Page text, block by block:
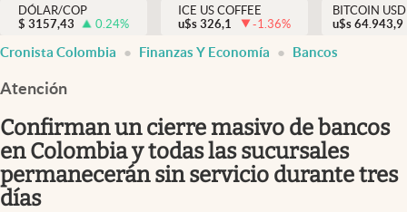
México
Actualidad
Colombia
DÓLAR/COP
$ 3157,43 0.24%
ICE US COFFEE
u$s 326,1 -1.36%
BITCOIN USD
u$s 64.943,9
Cronista Colombia Finanzas Y Economía Bancos
Atención
Confirman un cierre masivo de bancos
en Colombia y todas las sucursales
permanecerán sin servicio durante tres
días